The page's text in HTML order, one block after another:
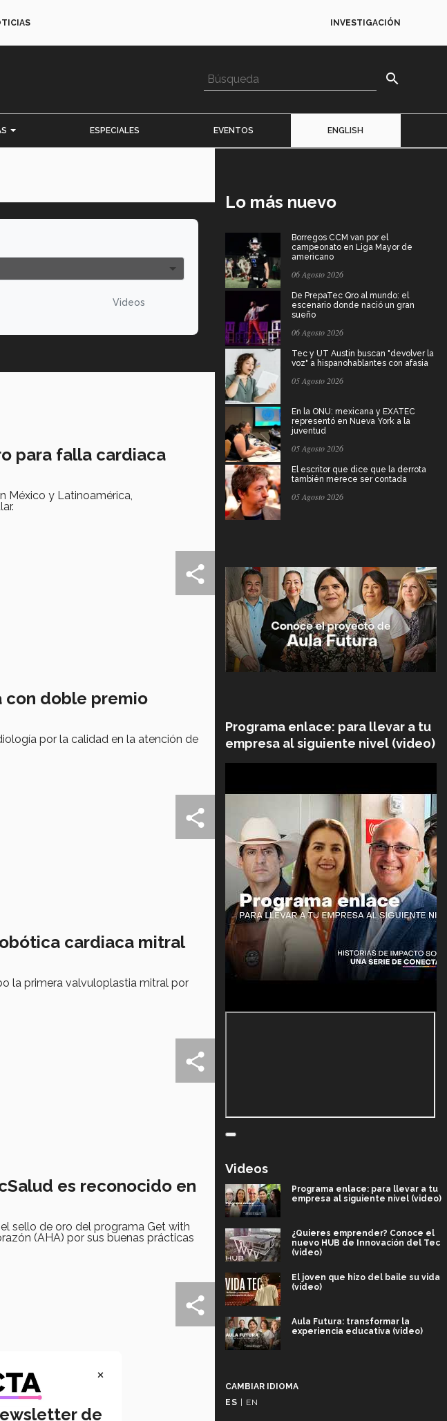
INVESTIGACIÓN
search
ESPECIALES EVENTOS ENGLISH
Videos
para falla cardiaca
México y Latinoamérica,
con doble premio
por la calidad en la atención de
cardiaca mitral
la primera valvuloplastia mitral por
es reconocido en
sello de oro del programa Get with
(AHA) por sus buenas prácticas
Lo más nuevo
Borregos CCM van por el
campeonato en Liga Mayor de
americano
06 Agosto 2026
De PrepaTec Qro al mundo: el
escenario donde nació un gran
sueño
06 Agosto 2026
Tec y UT Austin buscan "devolver la
voz" a hispanohablantes con afasia
05 Agosto 2026
En la ONU: mexicana y EXATEC
representó en Nueva York a la
juventud
05 Agosto 2026
El escritor que dice que la derrota
también merece ser contada
05 Agosto 2026
Programa enlace: para llevar a tu
empresa al siguiente nivel (video)
Videos
Programa enlace: para llevar a tu
empresa al siguiente nivel (video)
¿Quieres emprender? Conoce el
nuevo HUB de Innovación del Tec
(video)
El joven que hizo del baile su vida
(video)
Aula Futura: transformar la
experiencia educativa (video)
CAMBIAR IDIOMA
ES
EN
×
de